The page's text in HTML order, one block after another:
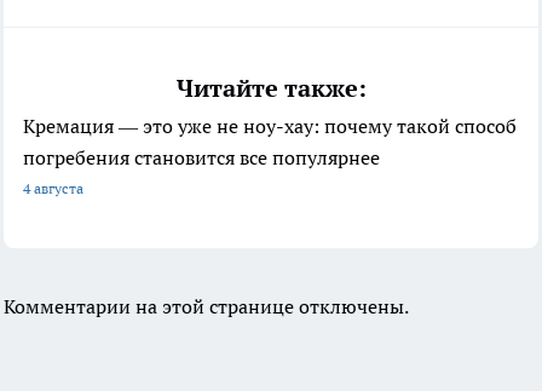
Читайте также:
Кремация — это уже не ноу-хау: почему такой способ
погребения становится все популярнее
4 августа
Комментарии на этой странице отключены.